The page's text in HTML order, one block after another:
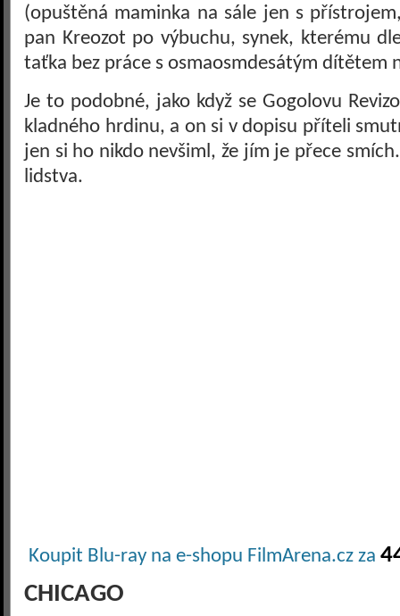
(opuštěná maminka na sále jen s
pan Kreozot po výbuchu, synek, kterému
taťka bez práce s osmaosmdesátým dítětem
Je to podobné, jako když se Gogolovu
kladného hrdinu, a on si v dopisu příteli
jen si ho nikdo nevšiml, že jím je přece
lidstva.
Koupit Blu-ray na e-shopu FilmArena.cz za
CHICAGO